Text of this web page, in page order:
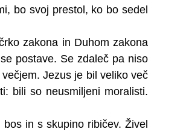
bo svoj prestol, ko bo sedel
zakona in Duhom zakona
postave. Se zdaleč pa niso
Jezus je bil veliko več
bili so neusmiljeni moralisti.
in s skupino ribičev. Živel